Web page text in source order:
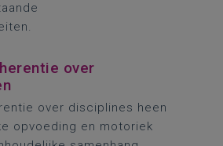
over
over disciplines heen
opvoeding en motoriek